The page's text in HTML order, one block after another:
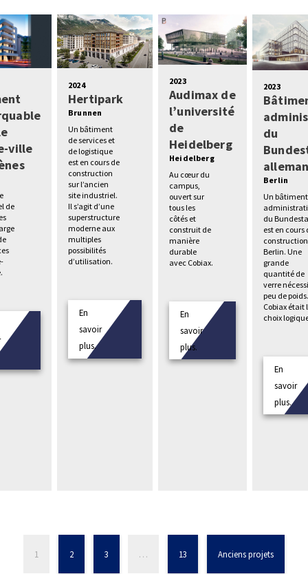
ville
de
2024
Hertipark
Brunnen
Un bâtiment
de services et
de logistique
est en cours de
construction
sur l’ancien
site industriel.
Il s’agit d’une
superstructure
moderne aux
multiples
possibilités
d’utilisation.
En
savoir
plus.
2023
Audimax de
l’université
de
Heidelberg
Heidelberg
Au cœur du
campus,
ouvert sur
tous les
côtés et
construit de
manière
durable
avec Cobiax.
En
savoir
plus.
2023
du
Berlin
Un bâtiment
du
est en cours
Berlin. Une
grande
quantité de
verre
peu de
Cobiax était
choix
En
savoir
plus.
1 2 3 … 13 Anciens projets